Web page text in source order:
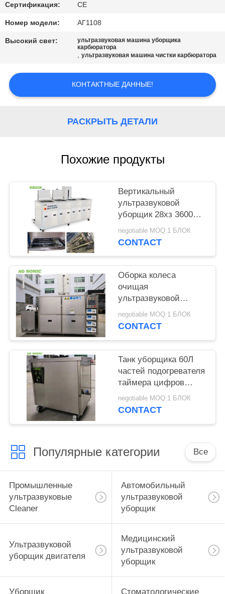
СВЯЖИТЕСЬ
МЫ
СПРОСИТЕ
PRIVACY
POLICY
Сертификация: CE
Номер модели: АГ1108
Высокий свет:
ультразвуковая машина уборщика
карбюратора
,ультразвуковая машина чистки карбюратора
КОНТАКТНЫЕ ДАННЫЕ!
РАСКРЫТЬ ДЕТАЛИ
Похожие продукты
Вертикальный
ультразвуковой
уборщик 28хз 3600В
двигателя 360Л с
прикрепленной на
negotiable MOQ:1 БЛОК
CONTACT
Оборка колеса
очищая
ультразвуковой
уборщик двигателя с
контролируемым ПЛК
negotiable MOQ:1 БЛОК
CONTACT
Танк уборщика 60Л
частей подогревателя
таймера цифров
промышленный
ультразвуковой с
negotiable MOQ:1 БЛОК
CONTACT
Популярные категории Все
Промышленные
ультразвуковые
Cleaner
Автомобильный
ультразвуковой
уборщик
Ультразвуковой
уборщик двигателя
Медицинский
ультразвуковой
уборщик
Уборщик Стоматологические